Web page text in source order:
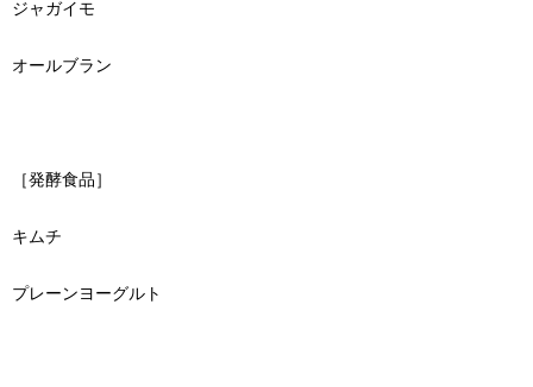
ジャガイモ
オールブラン
［発酵食品］
キムチ
プレーンヨーグルト